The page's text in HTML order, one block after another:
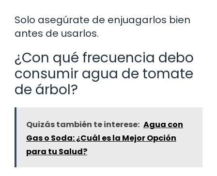
Solo asegúrate de enjuagarlos bien
antes de usarlos.
¿Con qué frecuencia debo
consumir agua de tomate
de árbol?
Quizás también te interese: Agua con
Gas o Soda: ¿Cuál es la Mejor Opción
para tu Salud?